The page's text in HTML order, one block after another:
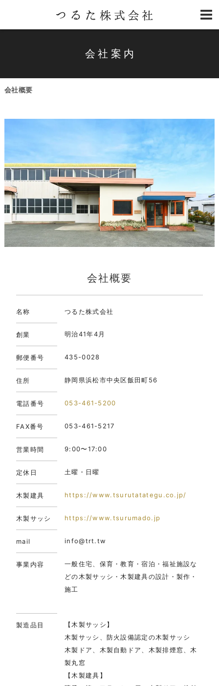
会社案内
会社概要
会社概要
名称 つるた株式会社
創業 明治41年4月
郵便番号 435-0028
住所 静岡県浜松市中央区飯田町56
電話番号 053-461-5200
FAX番号 053-461-5217
営業時間 9:00〜17:00
定休日 土曜・日曜
木製建具 https://www.tsurutatategu.co.jp/
木製サッシ https://www.tsurumado.jp
mail info@trt.tw
事業内容
一般住宅、保育・教育・宿泊・福祉施設な
どの木製サッシ・木製建具の設計・製作・
施工
製造品目
【木製サッシ】
木製サッシ、防火設備認定の木製サッシ
木製ドア、木製自動ドア、木製排煙窓、木
製丸窓
【木製建具】